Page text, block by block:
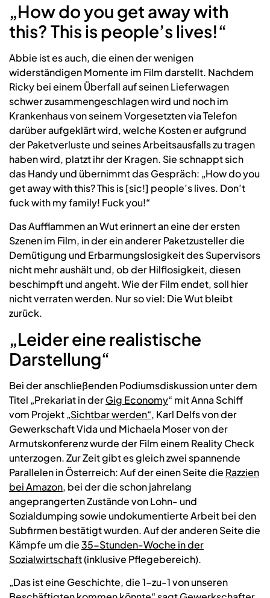
„How do you get away with
this? This is people’s lives!“
Abbie ist es auch, die einen der wenigen
widerständigen Momente im Film darstellt. Nachdem
Ricky bei einem Überfall auf seinen Lieferwagen
schwer zusammengeschlagen wird und noch im
Krankenhaus von seinem Vorgesetzten via Telefon
darüber aufgeklärt wird, welche Kosten er aufgrund
der Paketverluste und seines Arbeitsausfalls zu tragen
haben wird, platzt ihr der Kragen. Sie schnappt sich
das Handy und übernimmt das Gespräch: „How do you
get away with this? This is [sic!] people’s lives. Don’t
fuck with my family! Fuck you!“
Das Aufflammen an Wut erinnert an eine der ersten
Szenen im Film, in der ein anderer Paketzusteller die
Demütigung und Erbarmungslosigkeit des Supervisors
nicht mehr aushält und, ob der Hilflosigkeit, diesen
beschimpft und angeht. Wie der Film endet, soll hier
nicht verraten werden. Nur so viel: Die Wut bleibt
zurück.
„Leider eine realistische
Darstellung“
Bei der anschließenden Podiumsdiskussion unter dem
Titel „Prekariat in derGig Economy“ mit Anna Schiff
vom Projekt„Sichtbar werden“, Karl Delfs von der
Gewerkschaft Vida und Michaela Moser von der
Armutskonferenz wurde der Film einem Reality Check
unterzogen. Zur Zeit gibt es gleich zwei spannende
Parallelen in Österreich: Auf der einen Seite die Razzien
bei Amazon, bei der die schon jahrelang
angeprangerten Zustände von Lohn- und
Sozialdumping sowie undokumentierte Arbeit bei den
Subfirmen bestätigt wurden. Auf der anderen Seite die
Kämpfe um die35-Stunden-Woche in der
Sozialwirtschaft(inklusive Pflegebereich).
„Das ist eine Geschichte, die 1-zu-1 von unseren